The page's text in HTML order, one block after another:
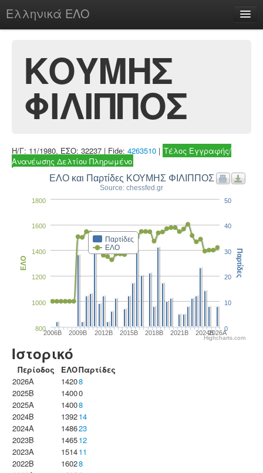
Ελληνικά ΕΛΟ
chesstu.be @ discord
Login
ΚΟΥΜΗΣ
ΦΙΛΙΠΠΟΣ
Η/Γ: 11/1980, ΕΣΟ: 32237 | Fide: 4263510 | Τέλος Εγγραφής/
Ανανέωσης Δελτίου Πληρωμένο
ΕΛΟ και Παρτίδες ΚΟΥΜΗΣ ΦΙΛΙΠΠΟΣ
Source: chessfed.gr
Παρτίδες
ΕΛΟ
2006B 2009B 2012B 2015B 2018B 2021B 2024B2026A
800
1000
1200
1400
1600
1800
ΕΛΟ
0
10
20
30
40
50
Παρτίδες
Highcharts.com
Ιστορικό
Περίοδος ΕΛΟΠαρτίδες
2026A
14208
2025B
14000
2025A
14008
2024B
139214
2024A
148623
2023B
146512
2023Α
151411
2022B
16028